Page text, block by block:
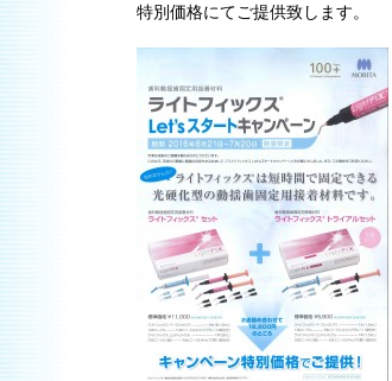
特別価格にてご提供致します。